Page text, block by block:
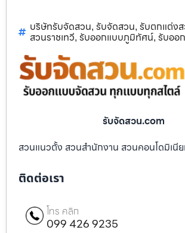
บริษัทรับจัดสวน, รับจัดสวน, รับตกแต่ง
สวนราชเทวี, รับออกแบบภูมิทัศน์, รับออ
รับจัดสวน.com
สวนแนวตั้ง สวนสำนักงาน สวนคอนโดมิเนี
ติดต่อเรา
โทร คลิก
099 426 9235